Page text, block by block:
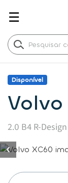
☰
Disponível
Volvo
2.0 B4 R-Design
button.previous